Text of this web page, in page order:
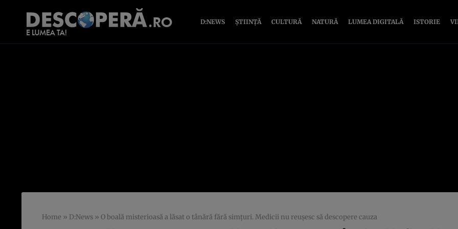
D:NEWS ȘTIINȚĂ CULTURĂ NATURĂ LUMEA DIGITALĂ ISTORIE
Home » D:News » O boală misterioasă a lăsat o tânără fără simţuri. Medicii nu reuşesc să descopere cauza